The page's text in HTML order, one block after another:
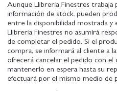
Aunque Llibreria Finestres trabaja
información de stock, pueden
entre la disponibilidad mostrada y
Llibreria Finestres no asumirá
de completar el pedido. Si el
compra, se informará al cliente a
ofrecerá cancelar el pedido con
mantenerlo en espera hasta su
efectuará por el mismo medio de